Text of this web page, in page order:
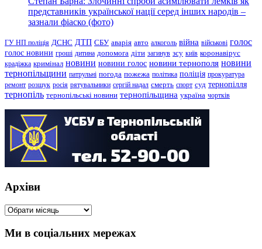
представників української нації серед інших народів –
зазнали фіаско (фото)
ГУ НП поліція ДСНС ДТП СБУ аварія авто алкоголь війна військові голос
голос новини гроші дитина допомога діти загинув зсу київ коронавірус
крадіжка кримінал новини новини голос новини тернополя новини
тернопільщини патрульні погода пожежа політика поліція прокуратура
ремонт розшук росія рятувальники сергій надал смерть спорт суд тернопілля
тернопіль тернопільські новини тернопільщина україна чортків
Архіви
Архіви
Ми в соціальних мережах